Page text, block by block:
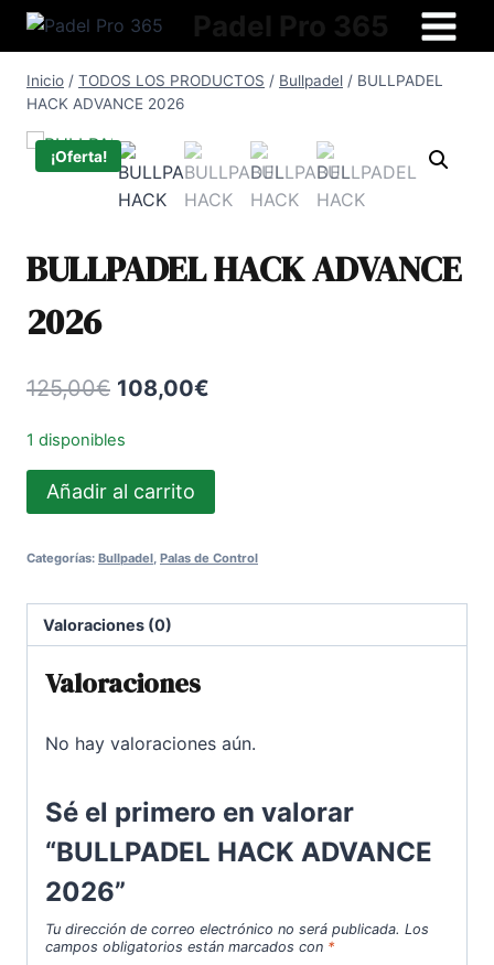
Saltar
Inicio / TODOS LOS PRODUCTOS / Bullpadel / BULLPADEL
HACK ADVANCE 2026
¡Oferta!
BULLPADEL HACK ADVANCE
2026
125,00€ El
era:
108,00€
1 disponibles
BULLPADEL
HACK
2026
Añadir al carrito
Categorías: Bullpadel Palas de Control
Valoraciones (0)
Valoraciones
No hay valoraciones aún.
Sé el primero en valorar
“BULLPADEL HACK ADVANCE
2026”
Tu dirección de correo electrónico no será publicada. Los
campos obligatorios están marcados con *